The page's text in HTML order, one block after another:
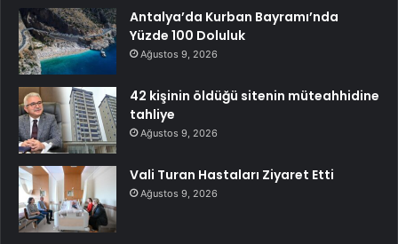
Antalya’da Kurban Bayramı’nda
Yüzde 100 Doluluk
Ağustos 9, 2026
42 kişinin öldüğü sitenin müteahhidine
tahliye
Ağustos 9, 2026
Vali Turan Hastaları Ziyaret Etti
Ağustos 9, 2026